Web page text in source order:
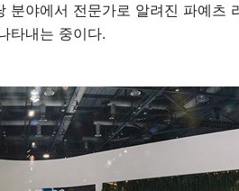
분야에서 전문가로 알려진 파예츠
타내는 중이다.